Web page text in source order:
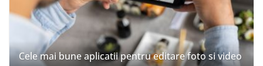
Cele mai bune aplicatii pentru editare foto si video